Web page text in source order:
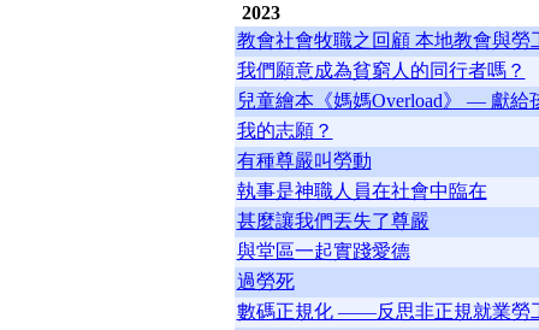
2023
教會社會牧職之回顧 本地教會與勞
我們願意成為貧窮人的同行者嗎？
兒童繪本《媽媽Overload》 — 獻
我的志願？
有種尊嚴叫勞動
執事是神職人員在社會中臨在
甚麼讓我們丟失了尊嚴
與堂區一起實踐愛德
過勞死
數碼正規化 ——反思非正規就業勞